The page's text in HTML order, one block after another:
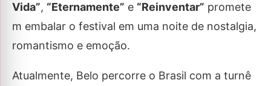
Vida”, “Eternamente” e “Reinventar” promete
m embalar o festival em uma noite de nostalgia,
romantismo e emoção.
Atualmente, Belo percorre o Brasil com a turnê